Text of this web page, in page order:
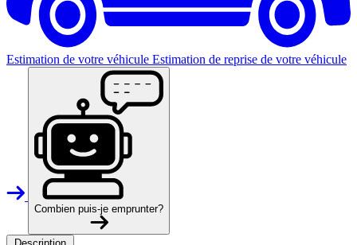
Estimation de votre véhicule Estimation de reprise de votre véhicule
Combien puis-je emprunter?